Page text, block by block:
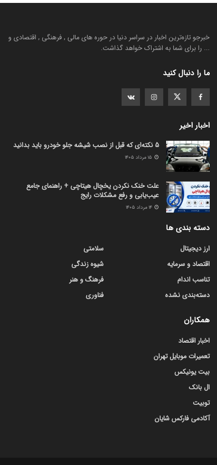
خبرجو تازه‌ترین اخبار در سراسر دنیا در حوره های مالی , فرهنگی , اقتصادی و
... را برای شما به اشتراک خواهد گذاشت.
ما را دنبال کنید
اخبار اخیر
5 نکته‌ای که قبل از نصب شیشه جلو خودرو باید بدانید
علت خنک نکردن یخچال هیتاچی + راهنمای جامع
عیب‌یابی و رفع مشکلات رایج
دسته بندی ها
ارز دیجیتال
اقتصاد و سرمایه
تناسب اندام
دسته‌بندی نشده
سلامتی
شیوه زندگی
فرهنگ و هنر
فناوری
همکاران
اخبار اقتصاد
تعمیرات موبایل تهران
بیت یونیکس
ال بانک
توبیت
آکادمی فارکس شایان